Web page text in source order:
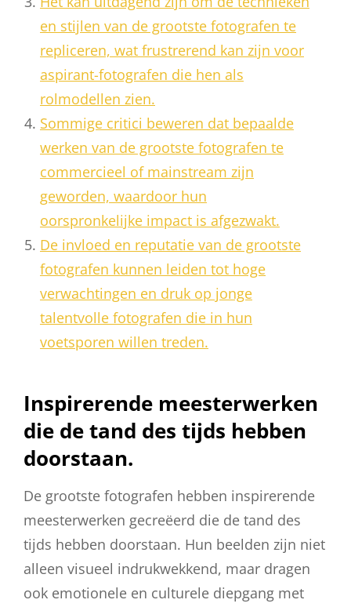
en stijlen van de grootste fotografen te
repliceren, wat frustrerend kan zijn voor
aspirant-fotografen die hen als
rolmodellen zien.
Sommige critici beweren dat bepaalde
werken van de grootste fotografen te
commercieel of mainstream zijn
geworden, waardoor hun
oorspronkelijke impact is afgezwakt.
De invloed en reputatie van de grootste
fotografen kunnen leiden tot hoge
verwachtingen en druk op jonge
talentvolle fotografen die in hun
voetsporen willen treden.
Inspirerende meesterwerken
die de tand des tijds hebben
doorstaan.
De grootste fotografen hebben inspirerende
meesterwerken gecreëerd die de tand des
tijds hebben doorstaan. Hun beelden zijn niet
alleen visueel indrukwekkend, maar dragen
ook emotionele en culturele diepgang met